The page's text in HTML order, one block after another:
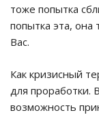
тоже попытка
попытка эта, она
Вас.
Как кризисный
для проработки.
возможность